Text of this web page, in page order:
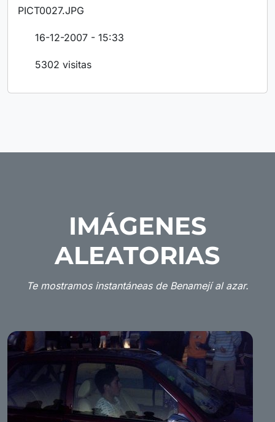
PICT0027.JPG
16-12-2007 - 15:33
5302 visitas
IMÁGENES
ALEATORIAS
Te mostramos instantáneas de Benamejí al azar.